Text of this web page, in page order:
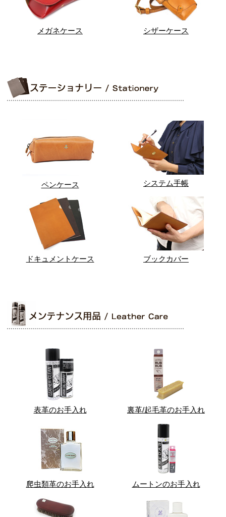
メガネケース シザーケース
ペンケース システム手帳
ドキュメントケース ブックカバー
表革のお手入れ 裏革/起毛革のお手入れ
爬虫類革のお手入れ ムートンのお手入れ